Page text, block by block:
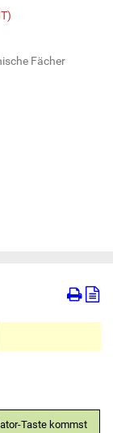
Fächer
Taste kommst